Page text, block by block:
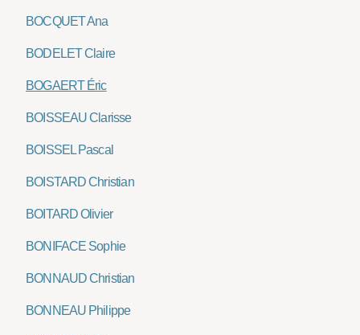
BOCQUET Ana
BODELET Claire
BOGAERT Éric
BOISSEAU Clarisse
BOISSEL Pascal
BOISTARD Christian
BOITARD Olivier
BONIFACE Sophie
BONNAUD Christian
BONNEAU Philippe